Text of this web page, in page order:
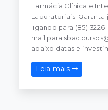
Farmácia Clínica e
Laboratoriais. Garanta
ligando para (85)
mail para
abaixo datas e
Leia mais